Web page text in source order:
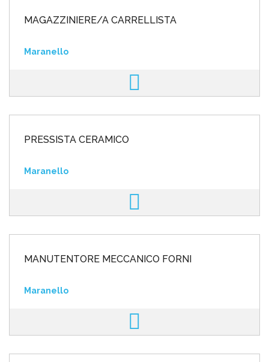
MAGAZZINIERE/A CARRELLISTA
Maranello
PRESSISTA CERAMICO
Maranello
MANUTENTORE MECCANICO FORNI
Maranello